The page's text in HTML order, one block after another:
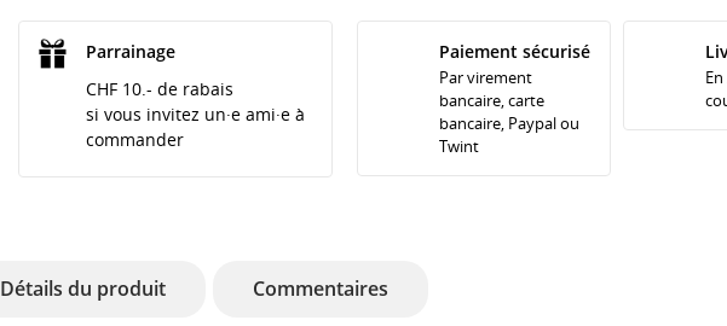
Parrainage
CHF 10.- de rabais
si vous invitez un·e ami·e à
commander
Paiement sécurisé
Par virement
bancaire, carte
bancaire, Paypal ou
Twint
Détails du produit Commentaires